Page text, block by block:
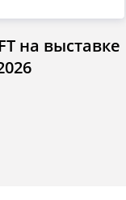
на выставке